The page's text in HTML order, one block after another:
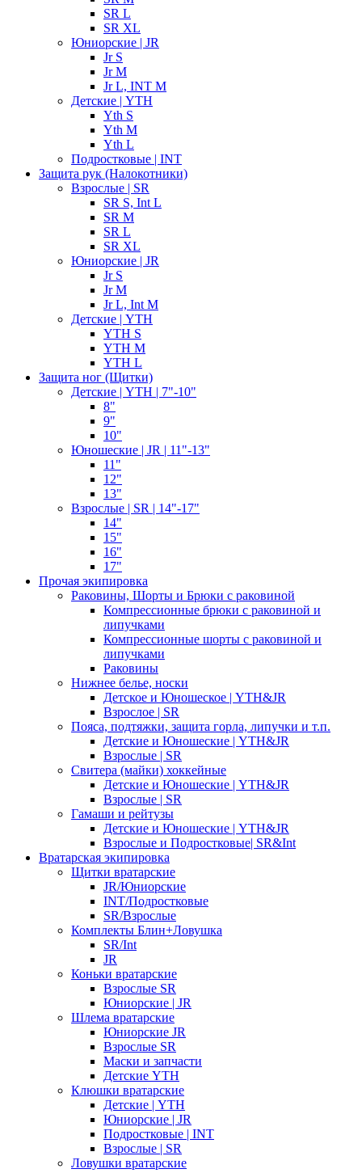
SR L
SR XL
Юниорские | JR
Jr S
Jr M
Jr L, INT M
Детские | YTH
Yth S
Yth M
Yth L
Подростковые | INT
Защита рук (Налокотники)
Взрослые | SR
SR S, Int L
SR M
SR L
SR XL
Юниорские | JR
Jr S
Jr M
Jr L, Int M
Детские | YTH
YTH S
YTH M
YTH L
Защита ног (Щитки)
Детские | YTH | 7"-10"
8"
9"
10"
Юношеские | JR | 11"-13"
11"
12"
13"
Взрослые | SR | 14"-17"
14"
15"
16"
17"
Прочая экипировка
Раковины, Шорты и Брюки с раковиной
Компрессионные брюки с раковиной и
липучками
Компрессионные шорты с раковиной и
липучками
Раковины
Нижнее белье, носки
Детское и Юношеское | YTH&JR
Взрослое | SR
Пояса, подтяжки, защита горла, липучки и т.п.
Детские и Юношеские | YTH&JR
Взрослые | SR
Свитера (майки) хоккейные
Детские и Юношеские | YTH&JR
Взрослые | SR
Гамаши и рейтузы
Детские и Юношеские | YTH&JR
Взрослые и Подростковые| SR&Int
Вратарская экипировка
Щитки вратарские
JR/Юниорские
INT/Подростковые
SR/Взрослые
Комплекты Блин+Ловушка
SR/Int
JR
Коньки вратарские
Взрослые SR
Юниорские | JR
Шлема вратарские
Юниорские JR
Взрослые SR
Маски и запчасти
Детские YTH
Клюшки вратарские
Детские | YTH
Юниорские | JR
Подростковые | INT
Взрослые | SR
Ловушки вратарские